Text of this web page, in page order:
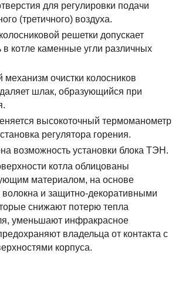
для регулировки подачи
(третичного) воздуха.
решетки допускает
в котле каменные угли различных
очистки колосников
шлак, образующийся при
высокоточный термоманометр
регулятора горения.
возможность установки блока ТЭН.
котла облицованы
материалом, на основе
волокна и защитно-декоративными
снижают потерю тепла
уменьшают инфракрасное
владельца от контакта с
корпуса.